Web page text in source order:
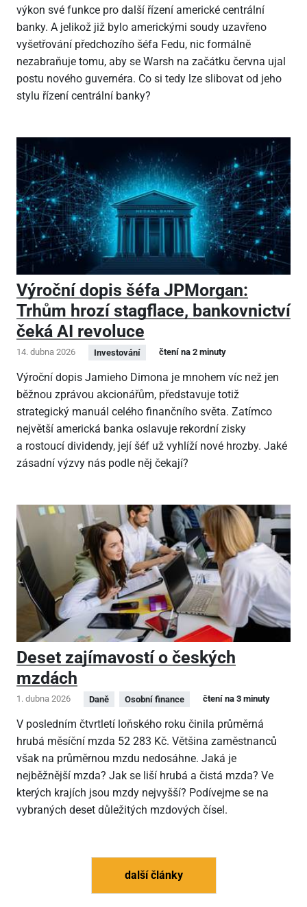
výkon své funkce pro další řízení americké centrální
banky. A jelikož již bylo americkými soudy uzavřeno
vyšetřování předchozího šéfa Fedu, nic formálně
nezabraňuje tomu, aby se Warsh na začátku června ujal
postu nového guvernéra. Co si tedy lze slibovat od jeho
stylu řízení centrální banky?
Výroční dopis šéfa JPMorgan:
Trhům hrozí stagflace, bankovnictví
čeká AI revoluce
14. dubna 2026 Investování čtení na 2 minuty
Výroční dopis Jamieho Dimona je mnohem víc než jen
běžnou zprávou akcionářům, představuje totiž
strategický manuál celého finančního světa. Zatímco
největší americká banka oslavuje rekordní zisky
a rostoucí dividendy, její šéf už vyhlíží nové hrozby. Jaké
zásadní výzvy nás podle něj čekají?
Deset zajímavostí o českých
mzdách
1. dubna 2026 Daně Osobní finance čtení na 3 minuty
V posledním čtvrtletí loňského roku činila průměrná
hrubá měsíční mzda 52 283 Kč. Většina zaměstnanců
však na průměrnou mzdu nedosáhne. Jaká je
nejběžnější mzda? Jak se liší hrubá a čistá mzda? Ve
kterých krajích jsou mzdy nejvyšší? Podívejme se na
vybraných deset důležitých mzdových čísel.
další články